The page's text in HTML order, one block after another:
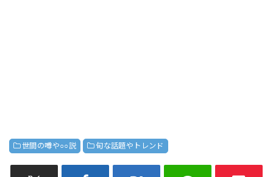
世間の噂や○○説 旬な話題やトレンド